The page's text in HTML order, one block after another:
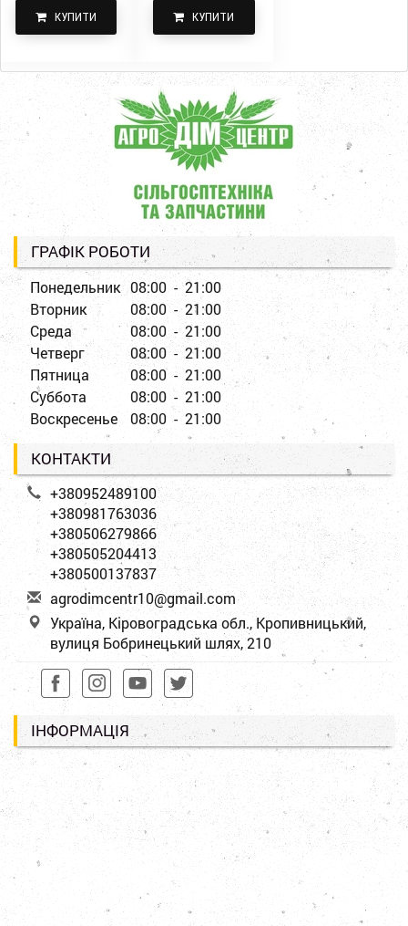
КУПИТИ КУПИТИ
ГРАФІК РОБОТИ
Понедельник 08:00 - 21:00
Вторник
08:00 - 21:00
Среда
08:00 - 21:00
Четверг
08:00 - 21:00
Пятница
08:00 - 21:00
Суббота
08:00 - 21:00
Воскресенье
08:00 - 21:00
КОНТАКТИ
+380952489100
+380981763036
+380506279866
+380505204413
+380500137837
agrodimcentr10@gmail.com
Україна, Кіровоградська обл., Кропивницький,
вулиця Бобринецький шлях, 210
ІНФОРМАЦІЯ